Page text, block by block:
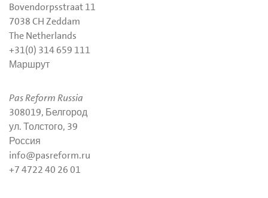
Bovendorpsstraat 11
7038 CH Zeddam
The Netherlands
+31(0) 314 659 111
Маршрут
Pas Reform Russia
308019, Белгород
ул. Толстого, 39
Россия
info@pasreform.ru
+7 4722 40 26 01